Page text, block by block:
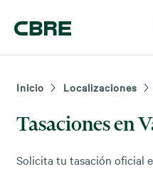
Inicio Localizaciones
Tasaciones en
Solicita tu tasación oficial